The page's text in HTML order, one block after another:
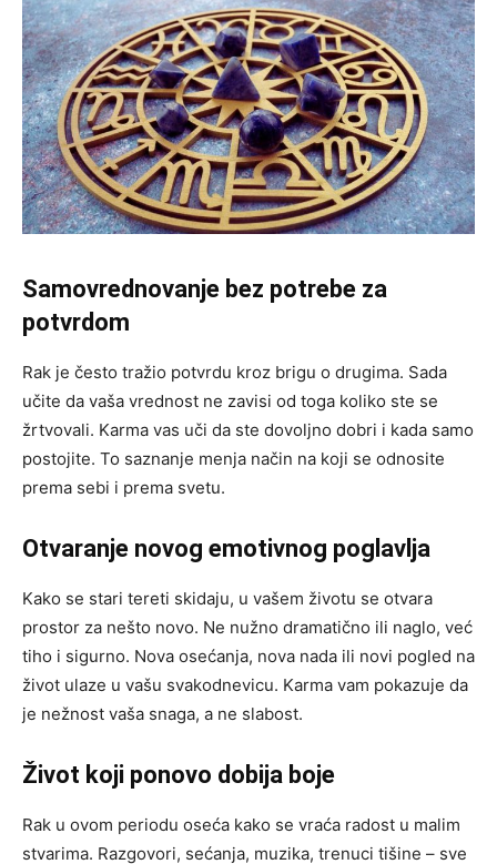
Samovrednovanje bez potrebe za
potvrdom
Rak je često tražio potvrdu kroz brigu o drugima. Sada
učite da vaša vrednost ne zavisi od toga koliko ste se
žrtvovali. Karma vas uči da ste dovoljno dobri i kada samo
postojite. To saznanje menja način na koji se odnosite
prema sebi i prema svetu.
Otvaranje novog emotivnog poglavlja
Kako se stari tereti skidaju, u vašem životu se otvara
prostor za nešto novo. Ne nužno dramatično ili naglo, već
tiho i sigurno. Nova osećanja, nova nada ili novi pogled na
život ulaze u vašu svakodnevicu. Karma vam pokazuje da
je nežnost vaša snaga, a ne slabost.
Život koji ponovo dobija boje
Rak u ovom periodu oseća kako se vraća radost u malim
stvarima. Razgovori, sećanja, muzika, trenuci tišine – sve